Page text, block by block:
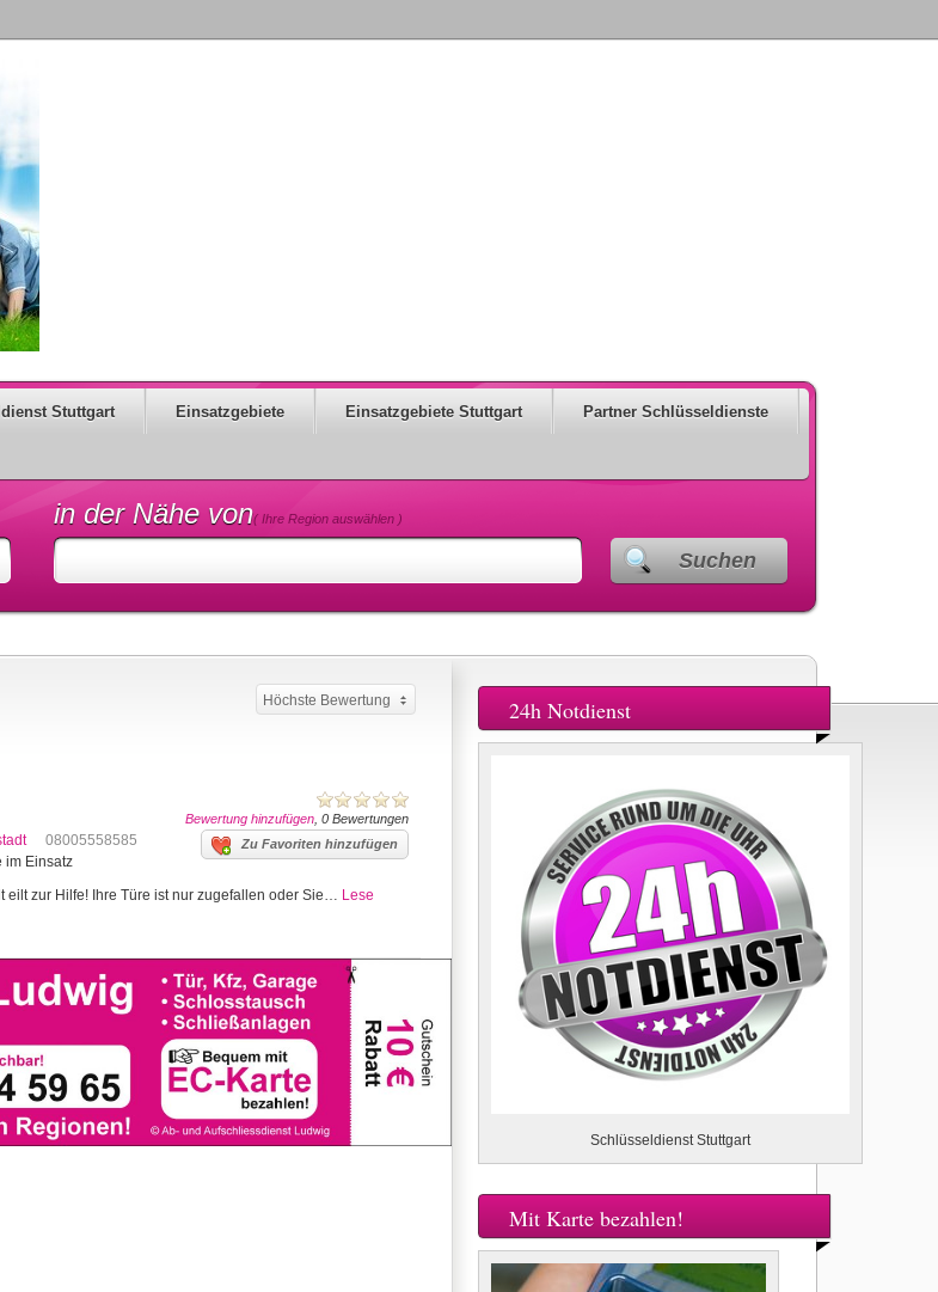
Stuttgart Einsatzgebiete Einsatzgebiete Stuttgart Partner Schlüsseldienste
in der Nähe von( Ihre Region auswählen )
Suchen
Höchste Bewertung
Bewertung hinzufügen , 0 Bewertungen
Zu Favoriten hinzufügen
08005558585
im Einsatz
zur Hilfe! Ihre Türe ist nur zugefallen oder Sie… Lese
24h Notdienst
Schlüsseldienst Stuttgart
Mit Karte bezahlen!